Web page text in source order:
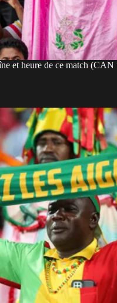
et heure de ce match (CAN